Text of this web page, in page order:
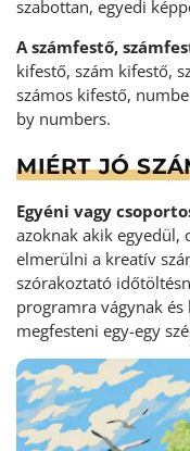
szabottan, egyedi
A számfestő,
kifestő, szám kifestő,
számos kifestő,
by numbers.
MIÉRT JÓ
Egyéni vagy
azoknak akik egyedül,
elmerülni a kreatív
szórakoztató
programra vágynak és
megfesteni egy-egy